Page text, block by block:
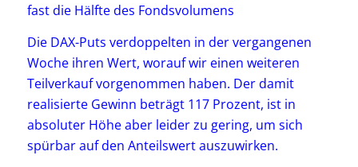
fast die Hälfte des Fondsvolumens
Die DAX-Puts verdoppelten in der vergangenen
Woche ihren Wert, worauf wir einen weiteren
Teilverkauf vorgenommen haben. Der damit
realisierte Gewinn beträgt 117 Prozent, ist in
absoluter Höhe aber leider zu gering, um sich
spürbar auf den Anteilswert auszuwirken.